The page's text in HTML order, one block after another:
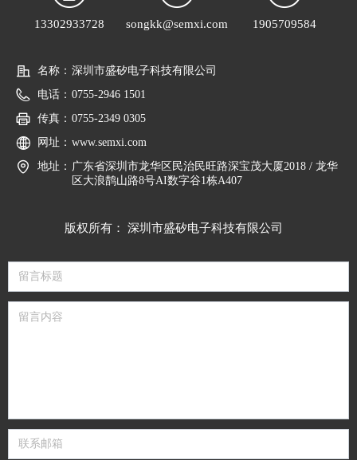
13302933728 songkk@semxi.com 1905709584
名称： 深圳市盛矽电子科技有限公司
电话： 0755-2946 1501
传真： 0755-2349 0305
网址： www.semxi.com
地址： 广东省深圳市龙华区民治民旺路深宝茂大厦2018 / 龙华
区大浪鹊山路8号AI数字谷1栋A407
版权所有： 深圳市盛矽电子科技有限公司